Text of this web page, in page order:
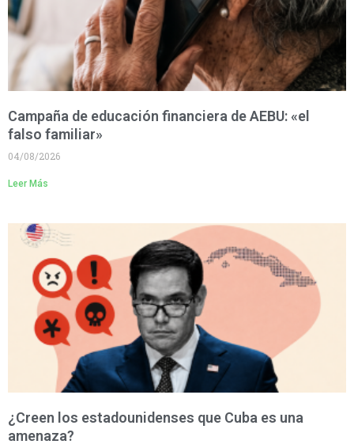
Campaña de educación financiera de AEBU: «el
falso familiar»
04/08/2026
Leer Más
¿Creen los estadounidenses que Cuba es una
amenaza?